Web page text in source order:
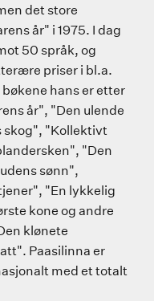
det store
år" i 1975. I dag
50 språk, og
priser i bl.a.
hans er etter
år", "Den ulende
skog", "Kollektivt
"Den
sønn",
"En lykkelig
kone og andre
klønete
Paasilinna er
med et totalt